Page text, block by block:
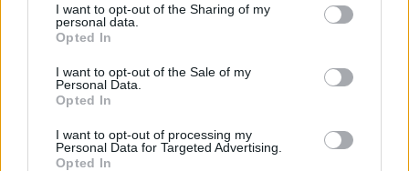
I want to opt-out of the Sharing of my
personal data.
Opted In
I want to opt-out of the Sale of my
Personal Data.
Opted In
I want to opt-out of processing my
Personal Data for Targeted Advertising.
Opted In
Kolumbinë, pezullohen
mësimet dhe shemben
ofron mbështetje
sulm të mundshëm me
Rusi